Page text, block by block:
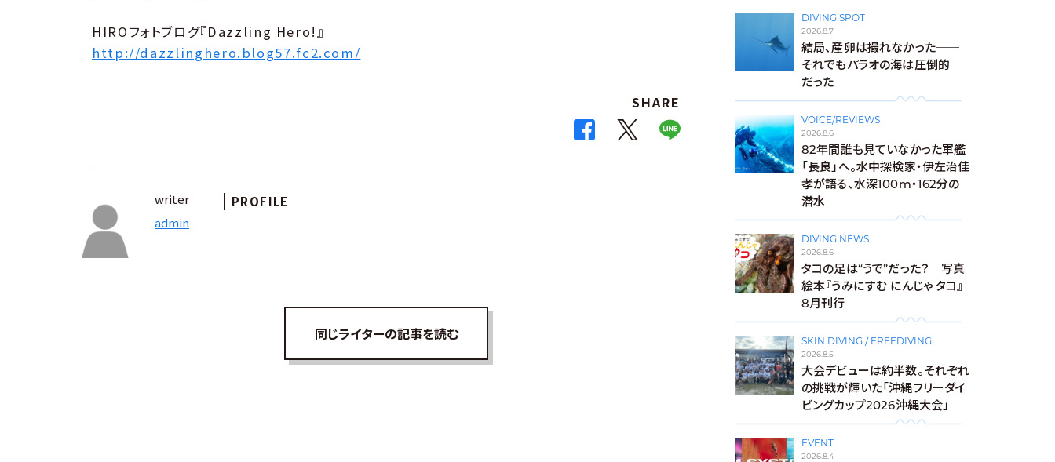
HIROフォトブログ『Dazzling Hero!』
http://dazzlinghero.blog57.fc2.com/
SHARE
writer
admin
PROFILE
同じライターの記事を読む
DIVING SPOT
2026.8.7
結局、産卵は撮れなかった──
それでもパラオの海は圧倒的
だった
VOICE/REVIEWS
2026.8.6
82年間誰も見ていなかった軍艦
「長良」へ。水中探検家・伊左治佳
孝が語る、水深100m・162分の
潜水
DIVING NEWS
2026.8.6
タコの足は“うで”だった？ 写真
絵本『うみにすむ にんじゃ タコ』
8月刊行
SKIN DIVING / FREEDIVING
2026.8.5
大会デビューは約半数。それぞれ
の挑戦が輝いた「沖縄フリーダイ
ビングカップ2026沖縄大会」
EVENT
2026.8.4